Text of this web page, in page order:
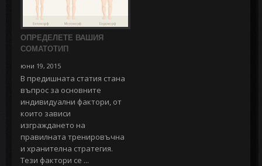
ОПРЕДЕЛЕТЕ ВАШИЯ
СОМАТОТИП
юни 19, 2015
В предишната статия стана
въпрос за основните
индивидуални фактори, от
които зависи
изграждането на
правилната тренировъчна
и хранителна стратегия.
Тези фактори се ...